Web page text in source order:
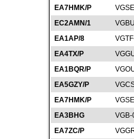
EA7HMK/P
EC2AMN/1
EA1AP/8
EA4TX/P
EA1BQR/P
EA5GZY/P
EA7HMK/P
EA3BHG
EA7ZC/P